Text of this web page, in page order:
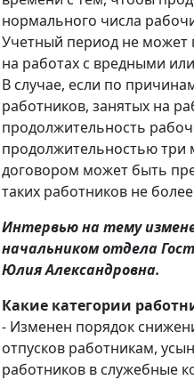
нормального числа
Учетный период не может
на работах с вредными
В случае, если по
работников, занятых на
продолжительность
продолжительностью три
договором может быть
таких работников не
Интервью на тему
начальником отдела
Юлия Александровна.
Какие категории
- Изменен порядок
отпусков работникам,
работников в служебные